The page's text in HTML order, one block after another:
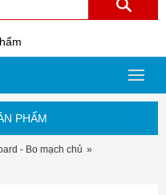
PHẨM
- Bo mạch chủ